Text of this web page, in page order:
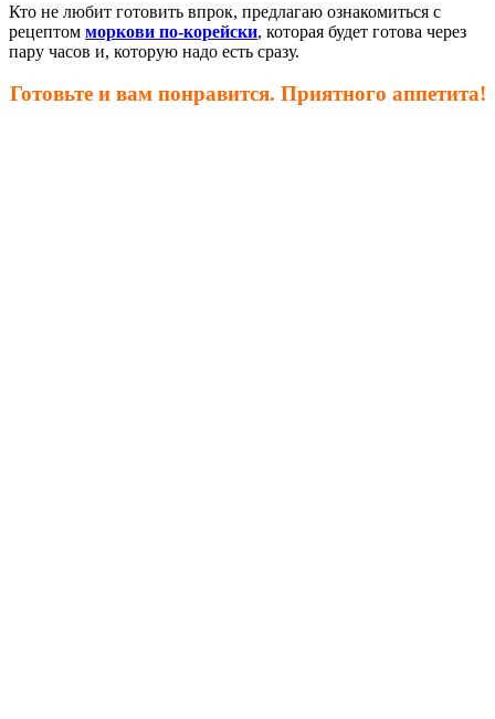
Кто не любит готовить впрок, предлагаю ознакомиться с
рецептом моркови по-корейски, которая будет готова через
пару часов и, которую надо есть сразу.
Готовьте и вам понравится. Приятного аппетита!